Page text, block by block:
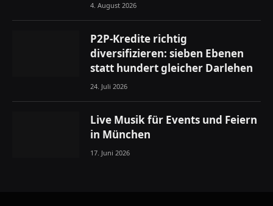
4. August 2026
P2P-Kredite richtig
diversifizieren: sieben Ebenen
statt hundert gleicher Darlehen
24. Juli 2026
Live Musik für Events und Feiern
in München
17. Juni 2026